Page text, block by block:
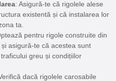
: Asigură-te că rigolele alese
existentă și că instalarea lor
ta.
pentru rigole construite din
asigură-te că acestea sunt
greu și condițiilor
dacă rigolele carosabile